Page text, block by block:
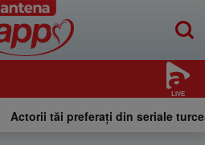
LIVE
Actorii tăi preferați din seriale